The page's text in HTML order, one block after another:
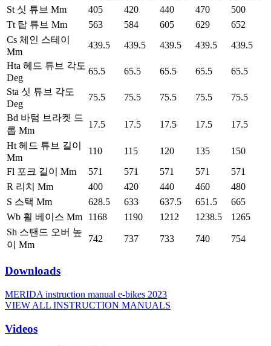
St 싯 튜브 Mm
405 420 440 470
500
Tt 탑 튜브 Mm
563 584 605 629
652
Cs 체인 스테이
Mm
439.5 439.5 439.5 439.5
439.5
Hta 헤드 튜브 각도
Deg
65.5 65.5 65.5 65.5
65.5
Sta 싯 튜브 각도
Deg
75.5 75.5 75.5 75.5
75.5
Bd 바텀 브라켓 드
롭 Mm
17.5 17.5 17.5 17.5 17.5
Ht 헤드 튜브 길이
Mm
110 115 120 135
150
Fl 포크 길이 Mm
571 571 571 571
571
R 리치 Mm
400 420 440 460
480
S 스택 Mm
628.5 633 637.5 651.5
665
Wb 휠 베이스 Mm
1168 1190 1212 1238.5
1265
Sh 스탠드 오버 높
이 Mm
742 737 733 740 754
Downloads
MERIDA instruction manual e-bikes 2023
VIEW ALL INSTRUCTION MANUALS
Videos